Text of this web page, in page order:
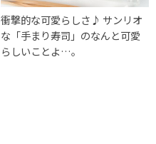
衝撃的な可愛らしさ♪ サンリオ
な「手まり寿司」のなんと可愛
らしいことよ…。